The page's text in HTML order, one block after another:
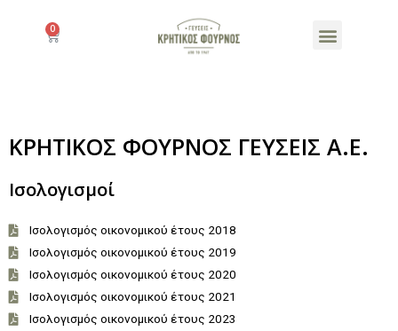
ΚΡΗΤΙΚΟΣ ΦΟΥΡΝΟΣ ΓΕΥΣΕΙΣ Α.Ε.
Ισολογισμοί
Ισολογισμός οικονομικού έτους 2018
Ισολογισμός οικονομικού έτους 2019
Ισολογισμός οικονομικού έτους 2020
Ισολογισμός οικονομικού έτους 2021
Ισολογισμός οικονομικού έτους 2023